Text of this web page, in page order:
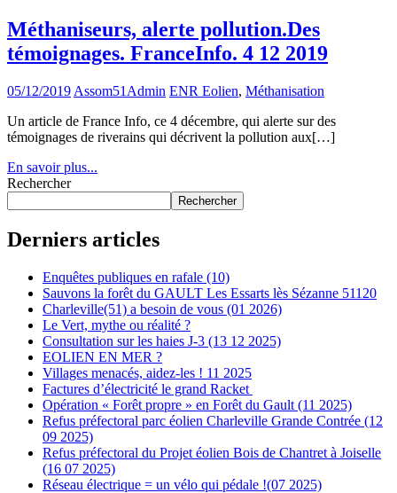
Méthaniseurs, alerte pollution.Des
témoignages. FranceInfo. 4 12 2019
05/12/2019 Assom51Admin ENR Eolien, Méthanisation
Un article de France Info, ce 4 décembre, qui alerte sur des
témoignages de riverains qui décrivent la pollution aux[…]
En savoir plus...
Rechercher
Rechercher
Derniers articles
Enquêtes publiques en rafale (10)
Sauvons la forêt du GAULT Les Essarts lès Sézanne 51120
Charleville(51) a besoin de vous (01 2026)
Le Vert, mythe ou réalité ?
Consultation sur les haies J-3 (13 12 2025)
EOLIEN EN MER ?
Villages menacés, aidez-les ! 11 2025
Factures d’électricité le grand Racket
Opération « Forêt propre » en Forêt du Gault (11 2025)
Refus préfectoral parc éolien Charleville Grande Contrée (12
09 2025)
Refus préfectoral du Projet éolien Bois de Chantret à Joiselle
(16 07 2025)
Réseau électrique = un vélo qui pédale !(07 2025)